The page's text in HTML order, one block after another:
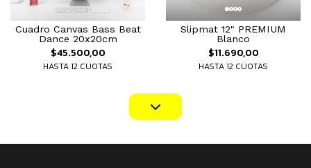
Cuadro Canvas Bass Beat
Dance 20x20cm
$45.500,00
HASTA 12 CUOTAS
Slipmat 12" PREMIUM
Blanco
$11.690,00
HASTA 12 CUOTAS